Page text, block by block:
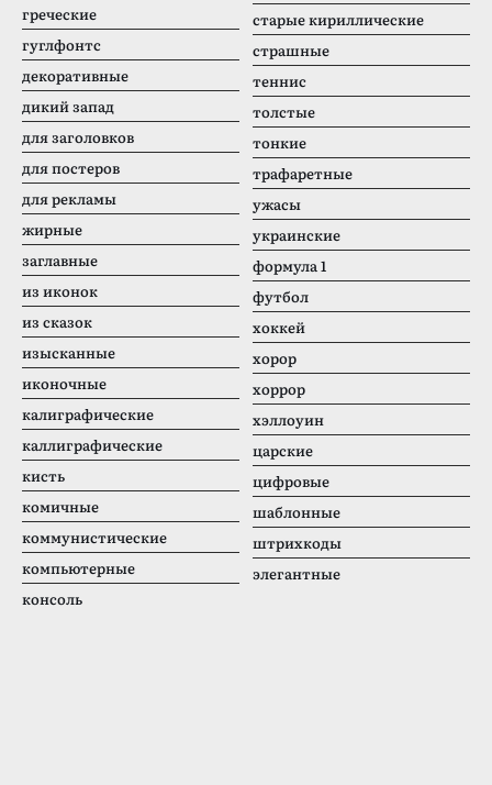
греческие
гуглфонтс
декоративные
дикий запад
для заголовков
для постеров
для рекламы
жирные
заглавные
из иконок
из сказок
изысканные
иконочные
калиграфические
каллиграфические
кисть
комичные
коммунистические
компьютерные
консоль
старые кириллические
страшные
теннис
толстые
тонкие
трафаретные
ужасы
украинские
формула 1
футбол
хоккей
хорор
хоррор
хэллоуин
царские
цифровые
шаблонные
штрихкоды
элегантные